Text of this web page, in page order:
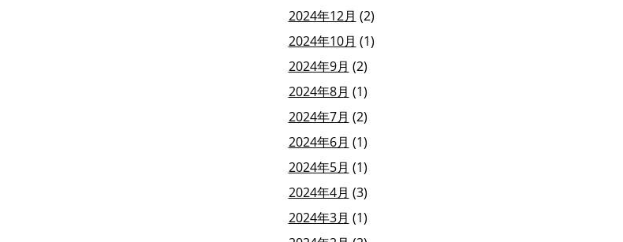
2024年12月 (2)
2024年10月 (1)
2024年9月 (2)
2024年8月 (1)
2024年7月 (2)
2024年6月 (1)
2024年5月 (1)
2024年4月 (3)
2024年3月 (1)